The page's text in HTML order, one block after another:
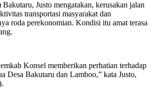
Justo mengatakan, kerusakan jalan
transportasi masyarakat dan
roda perekonomian. Kondisi itu amat terasa
Konsel memberikan perhatian terhadap
Desa Bakutaru dan Lamboo,” kata Justo,